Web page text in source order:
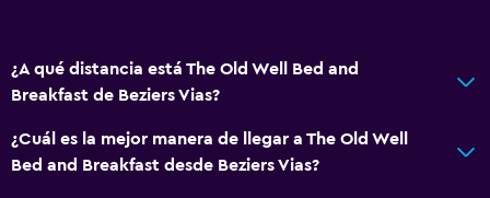
¿A qué distancia está The Old Well Bed and
Breakfast de Beziers Vias?
¿Cuál es la mejor manera de llegar a The Old Well
Bed and Breakfast desde Beziers Vias?